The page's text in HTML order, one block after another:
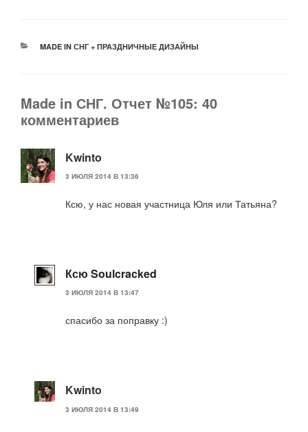
РУБРИКИ
MADE IN СНГ + ПРАЗДНИЧНЫЕ ДИЗАЙНЫ
Made in СНГ. Отчет №105: 40
комментариев
Kwinto
3 ИЮЛЯ 2014 В 13:36
Ксю, у нас новая участница Юля или Татьяна?
Ксю Soulcracked
3 ИЮЛЯ 2014 В 13:47
спасибо за поправку :)
Kwinto
3 ИЮЛЯ 2014 В 13:49